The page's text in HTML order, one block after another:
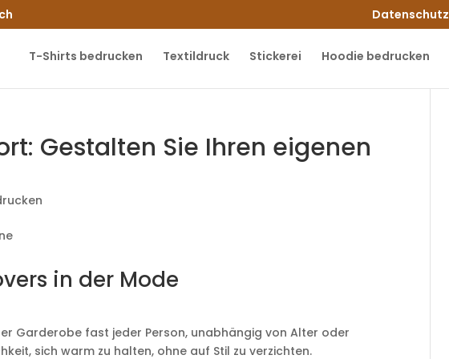
Datenschutz
T-Shirts bedrucken Textildruck Stickerei Hoodie bedrucken
Gestalten Sie Ihren eigenen
in der Mode
Garderobe fast jeder Person, unabhängig von Alter oder
sich warm zu halten, ohne auf Stil zu verzichten.